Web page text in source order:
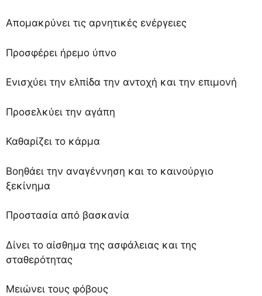
Απομακρύνει τις αρνητικές ενέργειες
Προσφέρει ήρεμο ύπνο
Ενισχύει την ελπίδα την αντοχή και την επιμονή
Προσελκύει την αγάπη
Καθαρίζει το κάρμα
Βοηθάει την αναγέννηση και το καινούργιο
ξεκίνημα
Προστασία από βασκανία
Δίνει το αίσθημα της ασφάλειας και της
σταθερότητας
Μειώνει τους φόβους